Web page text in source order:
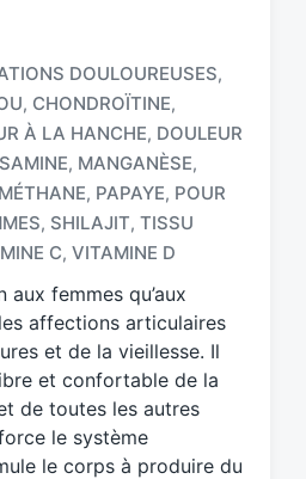
DOULOUREUSES,
, CHONDROÏTINE,
À LA HANCHE, DOULEUR
, MANGANÈSE,
, PAPAYE, POUR
, SHILAJIT, TISSU
C, VITAMINE D
aux femmes qu’aux
affections articulaires
et de la vieillesse. Il
et confortable de la
de toutes les autres
le système
le corps à produire du